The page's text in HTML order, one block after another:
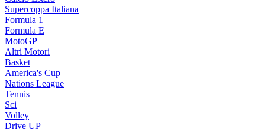
Supercoppa Italiana
Formula 1
Formula E
MotoGP
Altri Motori
Basket
America's Cup
Nations League
Tennis
Sci
Volley
Drive UP